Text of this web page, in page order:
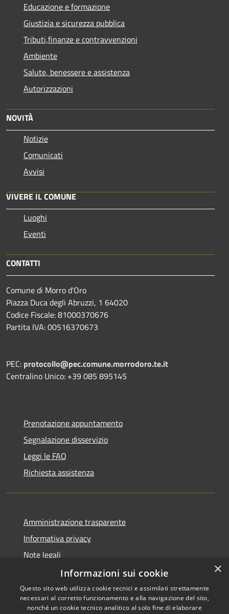
Educazione e formazione
Giustizia e sicurezza pubblica
Tributi,finanze e contravvenzioni
Ambiente
Salute, benessere e assistenza
Autorizzazioni
NOVITÀ
Notizie
Comunicati
Avvisi
VIVERE IL COMUNE
Luoghi
Eventi
CONTATTI
Comune di Morro d'Oro
Piazza Duca degli Abruzzi, 1 64020
Codice Fiscale: 81000370676
Partita IVA: 00516370673
PEC: protocollo@pec.comune.morrodoro.te.it
Centralino Unico: +39 085 895145
Prenotazione appuntamento
Segnalazione disservizio
Leggi le FAQ
Richiesta assistenza
Amministrazione trasparente
Informativa privacy
Note legali
Dichiarazione di accessibilità
×
Informazioni sui cookie
Questo sito web utilizza cookie tecnici e assimilati strettamente
necessari al corretto funzionamento e alla navigazione del sito,
nonché un cookie tecnico analitico al solo fine di elaborare